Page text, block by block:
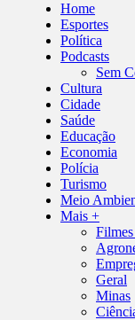
Home
Esportes
Política
Podcasts
Sem
Cultura
Cidade
Saúde
Educação
Economia
Polícia
Turismo
Meio
Mais +
Geral
Minas